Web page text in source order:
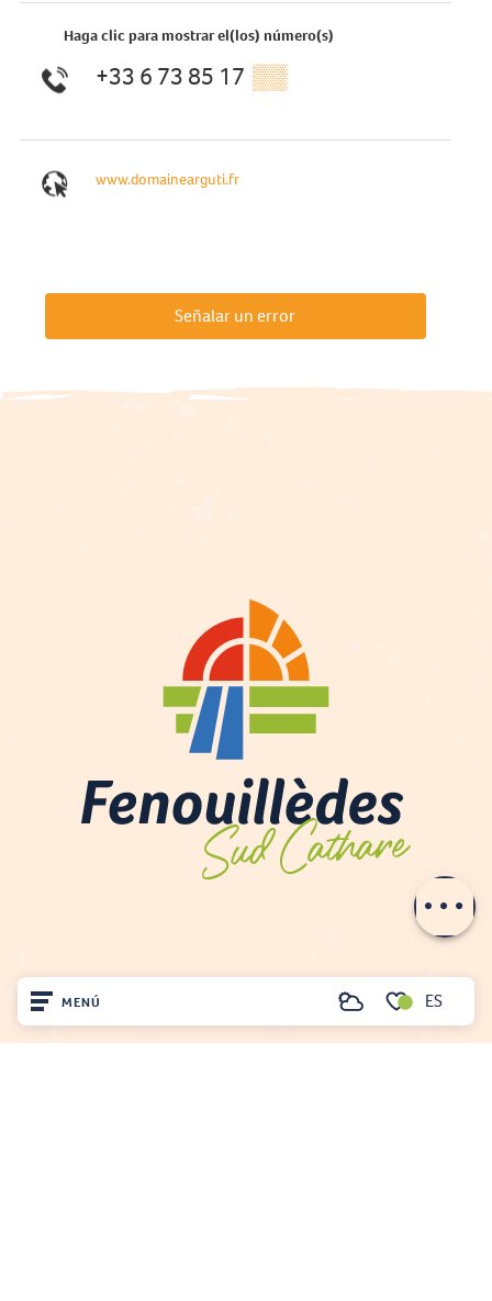
MENÚ
Voir les favoris
Buscar ES
Aperturas
Haga clic para mostrar el(los) número(s)
+33 6 73 85 17 ▒▒
www.domainearguti.fr
Señalar un error